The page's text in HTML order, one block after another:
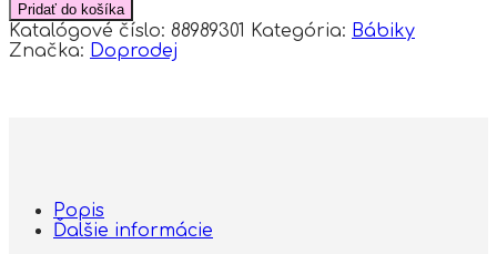
bábika
Tulilo
Balerína,
Pridať do košíka
Katalógové číslo: 88989301 Kategória: Bábiky
Značka: Doprodej
Popis
Ďalšie informácie